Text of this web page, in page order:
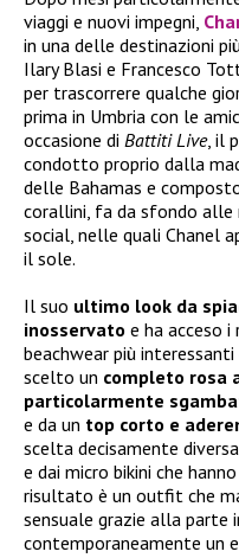
viaggi e nuovi impegni,
in una delle destinazioni
Ilary Blasi e Francesco
per trascorrere qualche
prima in Umbria con le
occasione di Battiti Live, il
condotto proprio dalla
delle Bahamas e
corallini, fa da sfondo alle
social, nelle quali Chanel
il sole.
Il suo ultimo look da
inosservato e ha acceso
beachwear più
scelto un completo rosa
particolarmente
e da un top corto e
scelta decisamente
e dai micro bikini che
risultato è un outfit che
sensuale grazie alla parte
contemporaneamente un